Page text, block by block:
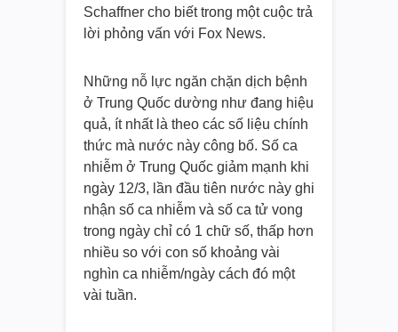
Schaffner cho biết trong một cuộc trả
lời phỏng vấn với Fox News.
Những nỗ lực ngăn chặn dịch bệnh
ở Trung Quốc dường như đang hiệu
quả, ít nhất là theo các số liệu chính
thức mà nước này công bố. Số ca
nhiễm ở Trung Quốc giảm mạnh khi
ngày 12/3, lần đầu tiên nước này ghi
nhận số ca nhiễm và số ca tử vong
trong ngày chỉ có 1 chữ số, thấp hơn
nhiều so với con số khoảng vài
nghìn ca nhiễm/ngày cách đó một
vài tuần.